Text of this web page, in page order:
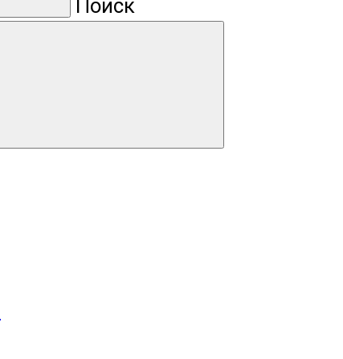
Поиск